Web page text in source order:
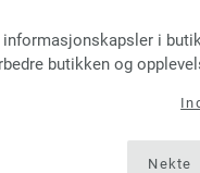
SHIPPING TO
USA -
i
butikken og
Nekte